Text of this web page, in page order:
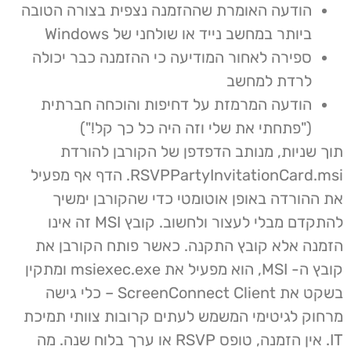
הודעה האומרת שההזמנה נצפית בצורה הטובה
ביותר במחשב נייד או שולחני של Windows
ספירה לאחור המודיעה כי ההזמנה כבר יכולה
לרדת למחשב
הודעה המרמזת על דחיפות והוכחה חברתית
("פתחתי את שלי וזה היה כל כך קל!")
תוך שניות, מנותב הדפדפן של הקורבן להורדת
RSVPPartyInvitationCard.msi. הדף אף מפעיל
את ההורדה באופן אוטומטי כדי שהקורבן ימשיך
להתקדם מבלי לעצור ולחשוב. קובץ MSI זה אינו
הזמנה אלא קובץ התקנה. כאשר פותח הקורבן את
קובץ ה- MSI, הוא מפעיל את msiexec.exe ומתקין
בשקט את ScreenConnect Client – כלי גישה
מרחוק לגיטימי המשמש לעתים קרובות צוותי תמיכת
IT. אין הזמנה, טופס RSVP או ערך בלוח שנה. מה